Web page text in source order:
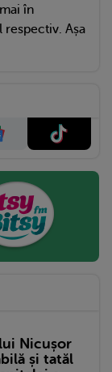
în
Așa
Nicușor
și tatăl